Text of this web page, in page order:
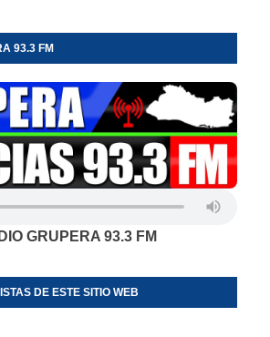
93.3 FM
GRUPERA 93.3 FM
DE ESTE SITIO WEB